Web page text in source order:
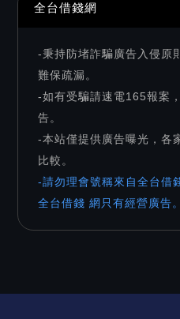
全台借錢網
-秉持防堵詐騙廣告入侵原
難保疏漏。
-如有受騙請速電165報案
告。
-本站僅提供廣告曝光，各
比較。
-請勿理會號稱來自全台借
全台借錢 網只有經營廣告。